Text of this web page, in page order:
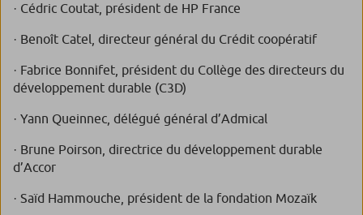
· Cédric Coutat, président de HP France
· Benoît Catel, directeur général du Crédit coopératif
· Fabrice Bonnifet, président du Collège des directeurs du
développement durable (C3D)
· Yann Queinnec, délégué général d’Admical
· Brune Poirson, directrice du développement durable
d’Accor
· Saïd Hammouche, président de la fondation Mozaïk